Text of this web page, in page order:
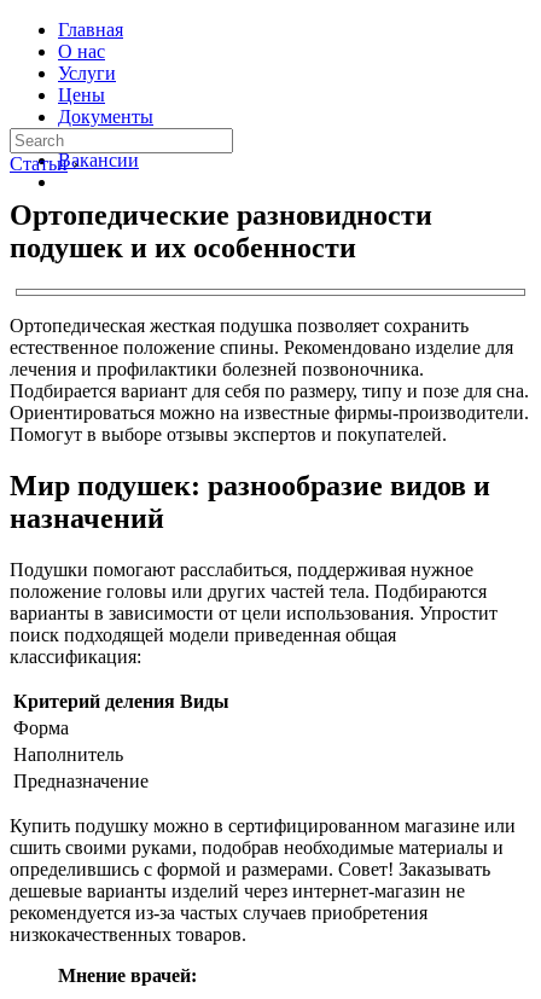
Главная
О нас
Услуги
Цены
Документы
Контакты
Вакансии
Статьи ›
Ортопедические разновидности
подушек и их особенности
Ортопедическая жесткая подушка позволяет сохранить
естественное положение спины. Рекомендовано изделие для
лечения и профилактики болезней позвоночника.
Подбирается вариант для себя по размеру, типу и позе для сна.
Ориентироваться можно на известные фирмы-производители.
Помогут в выборе отзывы экспертов и покупателей.
Мир подушек: разнообразие видов и
назначений
Подушки помогают расслабиться, поддерживая нужное
положение головы или других частей тела. Подбираются
варианты в зависимости от цели использования. Упростит
поиск подходящей модели приведенная общая
классификация:
Критерий деления Виды
Форма
Наполнитель
Предназначение
Купить подушку можно в сертифицированном магазине или
сшить своими руками, подобрав необходимые материалы и
определившись с формой и размерами. Совет! Заказывать
дешевые варианты изделий через интернет-магазин не
рекомендуется из-за частых случаев приобретения
низкокачественных товаров.
Мнение врачей: